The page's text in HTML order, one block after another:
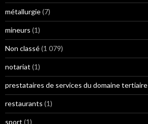
métallurgie(7)
mineurs (1)
Non classé(1 079)
notariat (1)
prestataires de services du domaine tertiaire
restaurants (1)
sport (1)